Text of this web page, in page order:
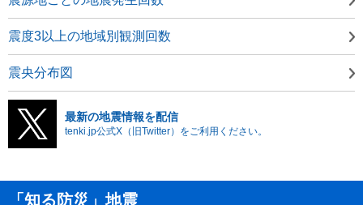
震度3以上の地域別観測回数
震央分布図
最新の地震情報を配信
tenki.jp公式X（旧Twitter）をご利用ください。
「知る防災」地震